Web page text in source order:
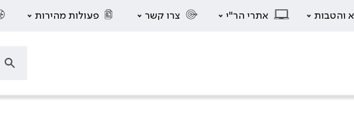
והטבות אתרי הר"י צרו קשר פעולות מהירות